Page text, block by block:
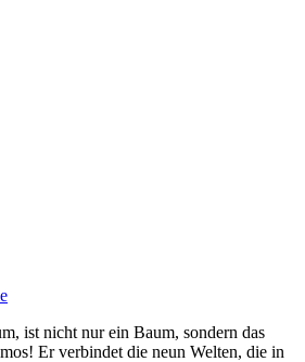
ist nicht nur ein Baum, sondern das
Er verbindet die neun Welten, die in